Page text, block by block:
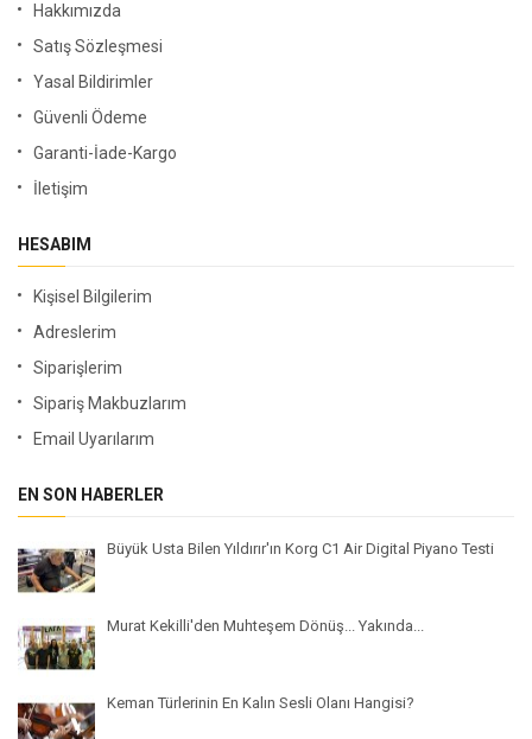
Hakkımızda
Satış Sözleşmesi
Yasal Bildirimler
Güvenli Ödeme
Garanti-İade-Kargo
İletişim
HESABIM
Kişisel Bilgilerim
Adreslerim
Siparişlerim
Sipariş Makbuzlarım
Email Uyarılarım
EN SON HABERLER
Büyük Usta Bilen Yıldırır'ın Korg C1 Air Digital Piyano Testi
Murat Kekilli'den Muhteşem Dönüş... Yakında...
Keman Türlerinin En Kalın Sesli Olanı Hangisi?